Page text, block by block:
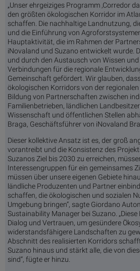
„Unser ehrgeiziges Programm ‚Corredor
den größten ökologischen Korridor im
schaffen. Die nachhaltige Landnutzung,
und die Einführung von
Hauptaktivität, die im Rahmen der
iNovaland und Suzano entwickelt wurde.
und durch den Austausch von Wissen
Verbindungen für die regionale
Gemeinschaft gefördert. Wir glauben,
ökologischen Korridors von der
Bildung von Partnerschaften zwischen
Familienbetrieben, ländlichen
Wissenschaft und öffentlichen Stellen
Braga, Geschäftsführer von iNovaland
Dieser kollektive Ansatz ist es, der groß
vorantreibt und die Konsistenz des
Suzanos Ziel bis 2030 zu erreichen,
Interessengruppen für ein gemeinsames
müssen über unsere eigenen Gebiete
ländliche Produzenten und Partner
schaffen, die ökologischen und sozialen
Umgebung bringen“, sagte Giordano
Sustainability Manager bei Suzano.
Dialog und Vertrauen, um gesündere
widerstandsfähigere Landschaften zu
Abschnitt des realisierten Korridors
Suzano hinaus und stärkt alle, die von
sind“, fügte er hinzu.